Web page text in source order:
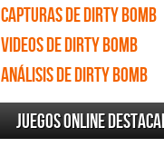
Capturas de Dirty Bomb
Videos de Dirty Bomb
Análisis de Dirty Bomb
Juegos online